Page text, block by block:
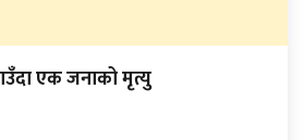
एक जनाको मृत्यु